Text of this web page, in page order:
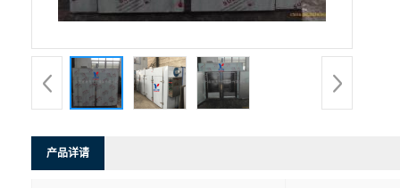
产品详请